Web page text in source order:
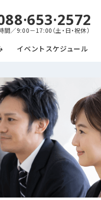
間／9:00－17:00（土・日・祝休）
イベントスケジュール